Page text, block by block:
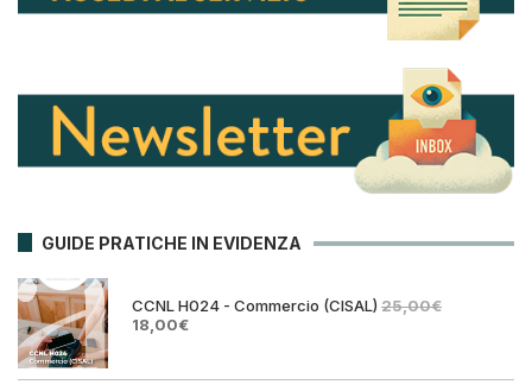
GUIDE PRATICHE IN EVIDENZA
CCNL H024 - Commercio (CISAL) 25,00€
Il
era:
18,00€Il
è: